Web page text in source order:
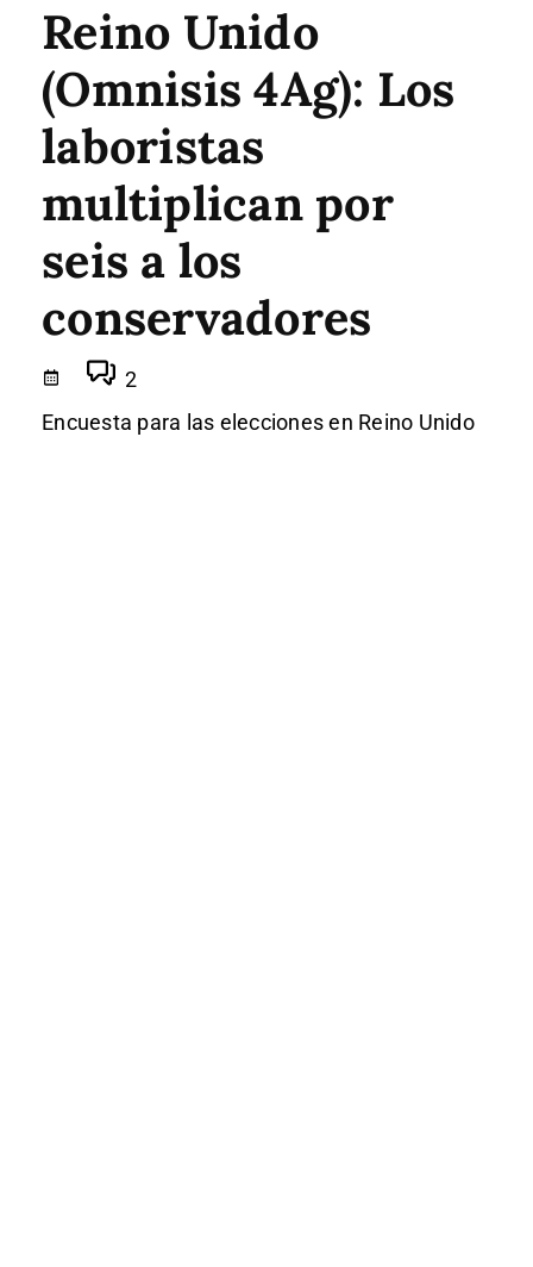
Reino Unido
(Omnisis 4Ag): Los
laboristas
multiplican por
seis a los
conservadores
2
Encuesta para las elecciones en Reino Unido